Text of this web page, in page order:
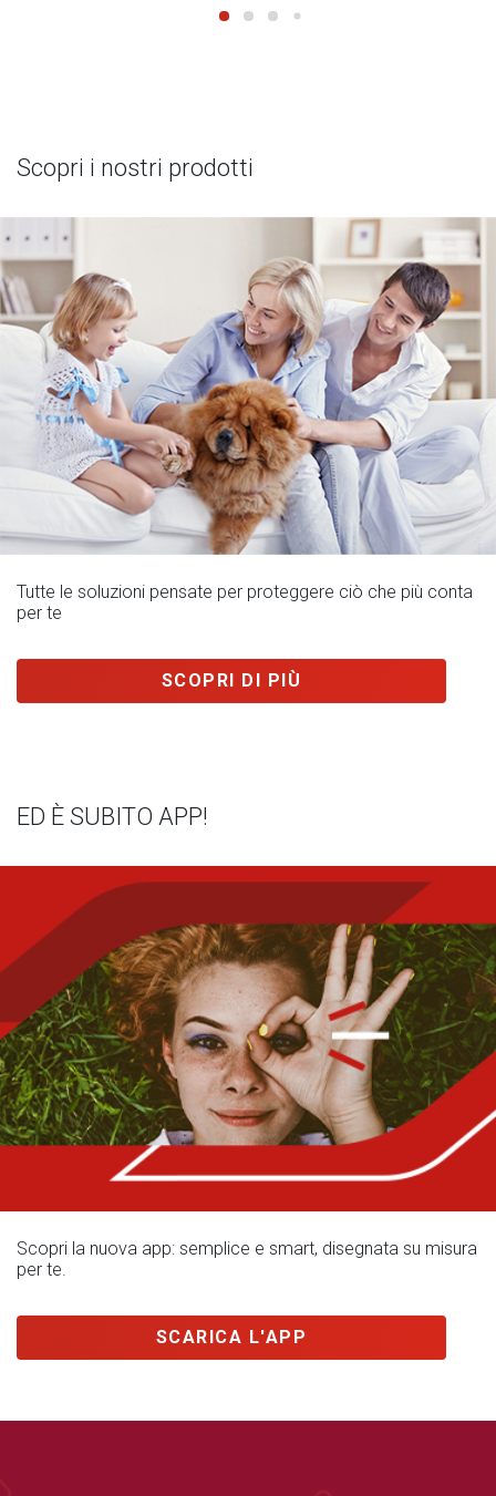
Scopri i nostri prodotti
Tutte le soluzioni pensate per proteggere ciò che più conta
per te
SCOPRI DI PIÙ
ED È SUBITO APP!
Scopri la nuova app: semplice e smart, disegnata su misura
per te.
SCARICA L'APP